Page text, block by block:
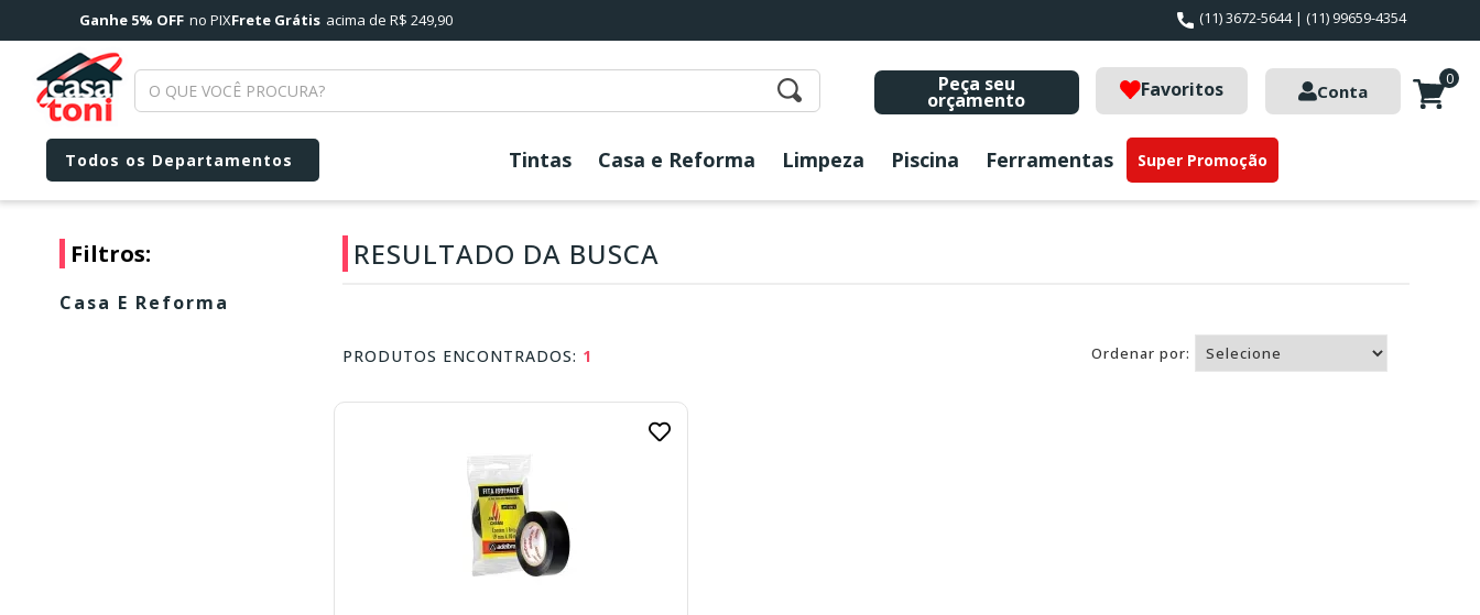
Ganhe 5% OFF no PIXFrete Grátis acima de R$ 249,90 (11) 3672-5644 | (11) 99659-4354
Peça seu
orçamento Favoritos Conta
0
Tintas Casa e Reforma Limpeza Piscina Ferramentas Super Promoção
Filtros:
Casa E Reforma
RESULTADO DA BUSCA
PRODUTOS ENCONTRADOS: 1 Ordenar por: